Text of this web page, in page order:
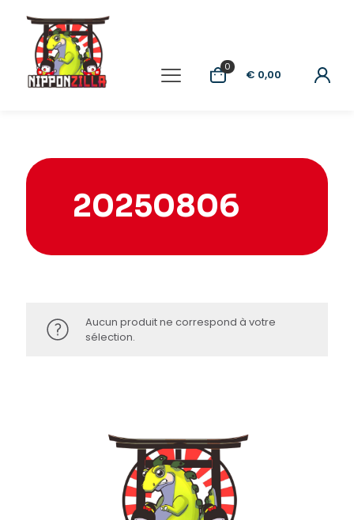
0
€ 0,00
20250806
Aucun produit ne correspond à votre
sélection.